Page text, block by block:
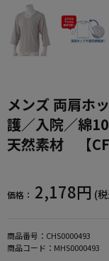
メンズ 両肩ホ
護／入院／綿
天然素材 【CF
価格： 2,178円 (
商品番号： CHS0000493
商品コード： MHS0000493